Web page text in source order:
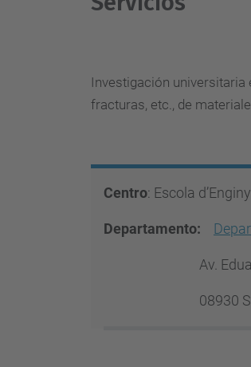
Investigación
fracturas, etc., de
Centro: Escola
Departamento:
Av.
08930